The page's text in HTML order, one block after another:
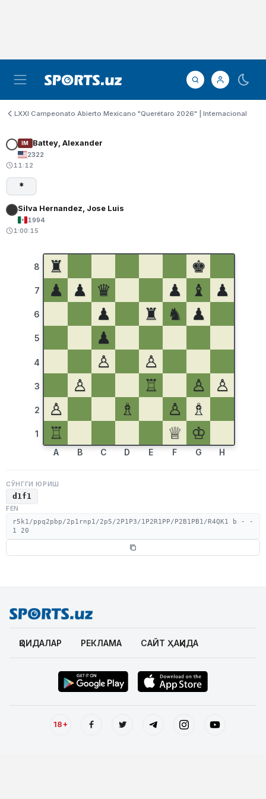
LXXI Campeonato Abierto Mexicano "Querétaro 2026" | Internacional
IM Battey, Alexander
2322
11:12
*
Silva Hernandez, Jose Luis
1994
1:00:15
8
7
6
5
4
3
2
1
♜
♚
♟
♟ ♛ ♟ ♝
♟
♟
♜ ♞
♟
♟
♙
♙
♙
♖ ♙
♙
♙
♗ ♙
♗
♖
♕ ♔
A B C D E F G H
СЎНГГИ ЮРИШ
d1f1
FEN
r5k1/ppq2pbp/2p1rnp1/2p5/2P1P3/1P2R1PP/P2B1PB1/R4QK1 b - -
1 20
ҚОИДАЛАР РЕКЛАМА САЙТ ҲАҚИДА
18+